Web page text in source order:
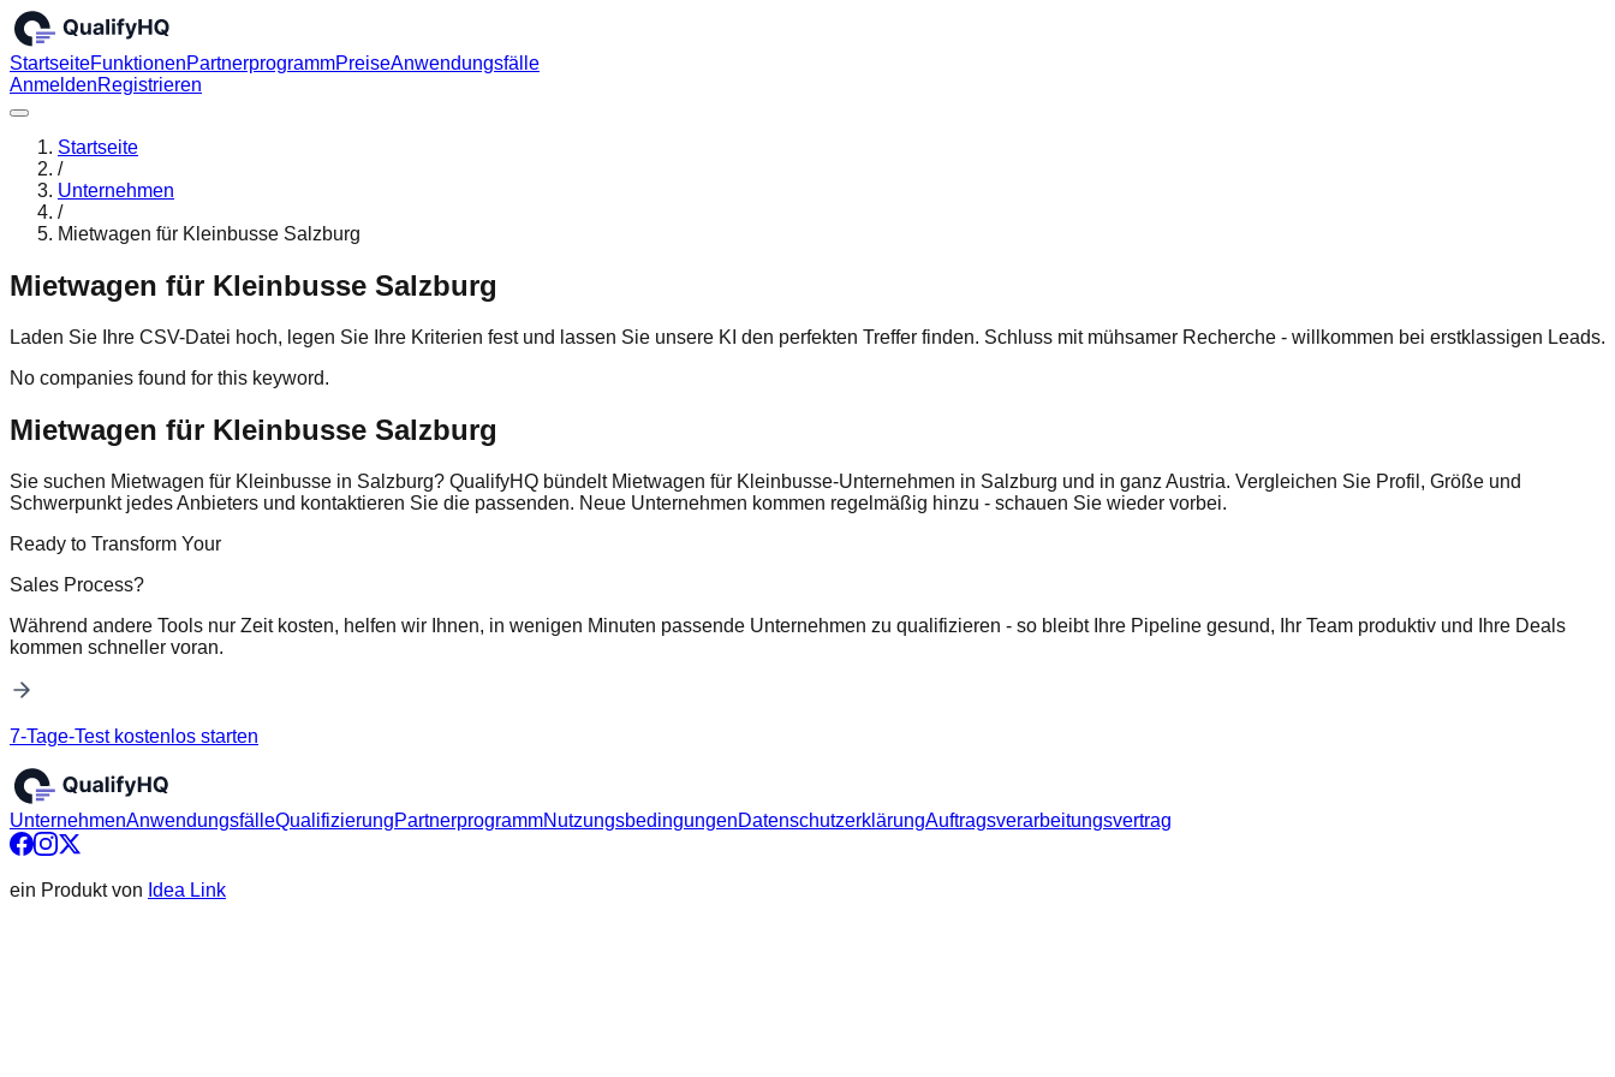
StartseiteFunktionenPartnerprogrammPreiseAnwendungsfälle
AnmeldenRegistrieren
Startseite
/
Unternehmen
/
Mietwagen für Kleinbusse Salzburg
Mietwagen für Kleinbusse Salzburg
Laden Sie Ihre CSV-Datei hoch, legen Sie Ihre Kriterien fest und lassen Sie unsere KI den perfekten Treffer finden. Schluss mit mühsamer Recherche - willkommen bei erstklassigen Leads.
No companies found for this keyword.
Mietwagen für Kleinbusse Salzburg
Sie suchen Mietwagen für Kleinbusse in Salzburg? QualifyHQ bündelt Mietwagen für Kleinbusse-Unternehmen in Salzburg und in ganz Austria. Vergleichen Sie Profil, Größe und
Schwerpunkt jedes Anbieters und kontaktieren Sie die passenden. Neue Unternehmen kommen regelmäßig hinzu - schauen Sie wieder vorbei.
Ready to Transform Your
Sales Process?
Während andere Tools nur Zeit kosten, helfen wir Ihnen, in wenigen Minuten passende Unternehmen zu qualifizieren - so bleibt Ihre Pipeline gesund, Ihr Team produktiv und Ihre Deals
kommen schneller voran.
7-Tage-Test kostenlos starten
UnternehmenAnwendungsfälleQualifizierungPartnerprogrammNutzungsbedingungenDatenschutzerklärungAuftragsverarbeitungsvertrag
ein Produkt von Idea Link